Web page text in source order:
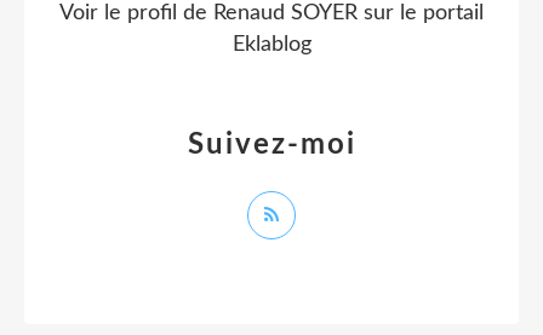
Suivez-moi
Voir le profil de Renaud SOYER sur le portail
Eklablog